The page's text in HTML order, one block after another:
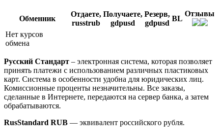
Обменник
Отдаете,
russtrub
Получаете,
gdpusd
Резерв,
gdpusd
BL
Отзывы
Нет курсов
обмена
Русский Стандарт – электронная система, которая позволяет
принять платежи с использованием различных пластиковых
карт. Система в особенности удобна для юридических лиц.
Комиссионные проценты незначительны. Все заказы,
сделанные в Интернете, передаются на сервер банка, а затем
обрабатываются.
RusStandard RUB — эквивалент российского рубля.